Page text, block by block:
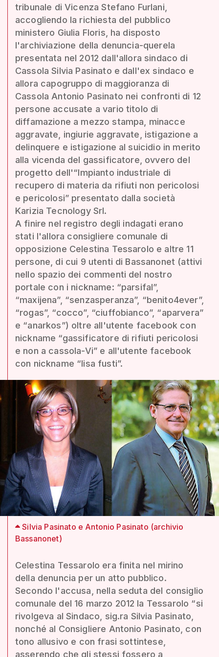
tribunale di Vicenza Stefano Furlani,
accogliendo la richiesta del pubblico
ministero Giulia Floris, ha disposto
l'archiviazione della denuncia-querela
presentata nel 2012 dall'allora sindaco di
Cassola Silvia Pasinato e dall'ex sindaco e
allora capogruppo di maggioranza di
Cassola Antonio Pasinato nei confronti di 12
persone accusate a vario titolo di
diffamazione a mezzo stampa, minacce
aggravate, ingiurie aggravate, istigazione a
delinquere e istigazione al suicidio in merito
alla vicenda del gassificatore, ovvero del
progetto dell'“Impianto industriale di
recupero di materia da rifiuti non pericolosi
e pericolosi” presentato dalla società
Karizia Tecnology Srl.
A finire nel registro degli indagati erano
stati l'allora consigliere comunale di
opposizione Celestina Tessarolo e altre 11
persone, di cui 9 utenti di Bassanonet (attivi
nello spazio dei commenti del nostro
portale con i nickname: “parsifal”,
“maxijena”, “senzasperanza”, “benito4ever”,
“rogas”, “cocco”, “ciuffobianco”, “aparvera”
e “anarkos”) oltre all'utente facebook con
nickname “gassificatore di rifiuti pericolosi
e non a cassola-Vi” e all'utente facebook
con nickname “lisa fusti”.
Silvia Pasinato e Antonio Pasinato (archivio
Bassanonet)
Celestina Tessarolo era finita nel mirino
della denuncia per un atto pubblico.
Secondo l'accusa, nella seduta del consiglio
comunale del 16 marzo 2012 la Tessarolo “si
rivolgeva al Sindaco, sig.ra Silvia Pasinato,
nonché al Consigliere Antonio Pasinato, con
tono allusivo e con frasi sottintese,
asserendo che gli stessi fossero a